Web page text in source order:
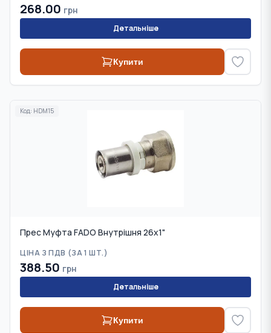
268.00 грн
Детальніше
Купити
Код: HDM15
Прес Муфта FADO Внутрішня 26х1"
ЦІНА З ПДВ (ЗА 1 ШТ.)
388.50 грн
Детальніше
Купити